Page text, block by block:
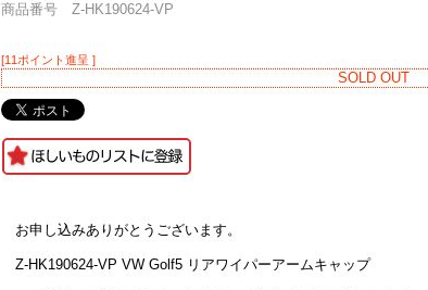
商品番号 Z-HK190624-VP
[11ポイント進呈 ]
SOLD OUT
お申し込みありがとうございます。
Z-HK190624-VP VW Golf5 リアワイパーアームキャップ